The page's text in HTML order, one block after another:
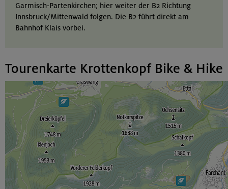
Garmisch-Partenkirchen; hier weiter der B2 Richtung
Innsbruck/Mittenwald folgen. Die B2 führt direkt am
Bahnhof Klais vorbei.
Tourenkarte Krottenkopf Bike & Hike